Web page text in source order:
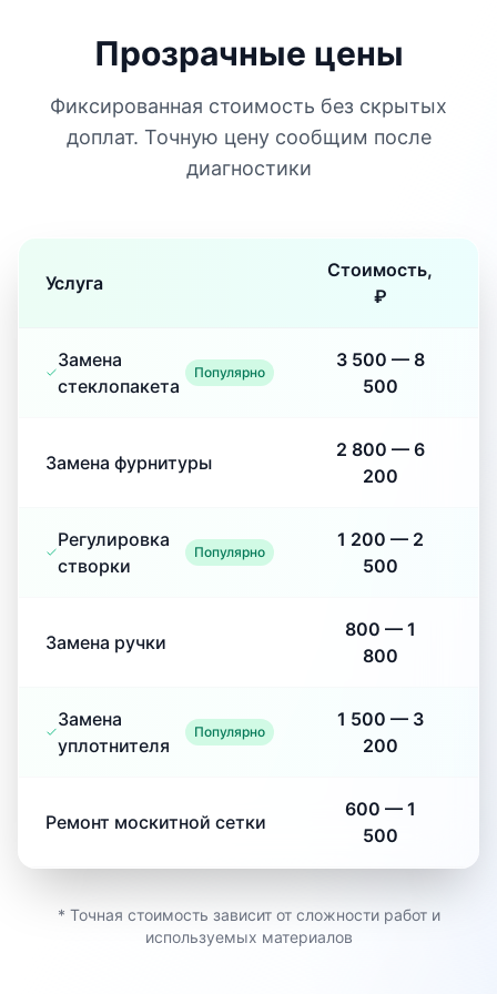
Прозрачные цены
Фиксированная стоимость без скрытых
доплат. Точную цену сообщим после
диагностики
Услуга
Стоимость,
₽
Замена
стеклопакета
Популярно
3 500 — 8
500
Замена фурнитуры
2 800 — 6
200
Регулировка
створки
Популярно
1 200 — 2
500
Замена ручки
800 — 1
800
Замена
уплотнителя
Популярно
1 500 — 3
200
Ремонт москитной сетки
600 — 1
500
* Точная стоимость зависит от сложности работ и
используемых материалов